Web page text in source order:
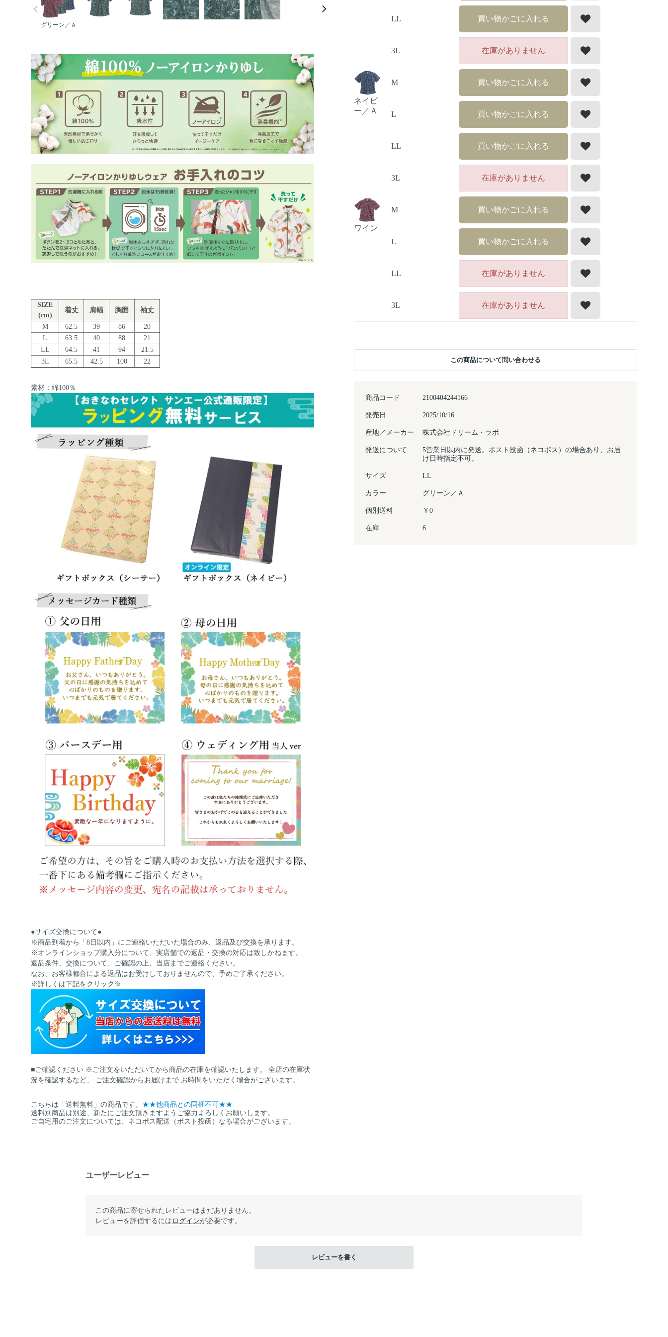
グリーン／Ａ
SIZE
(cm)
着丈 肩幅 胸囲 袖丈
M 62.5 39 86
20
L
63.5 40 88
21
LL
64.5 41 94
21.5
3L
65.5 42.5 100 22
素材：綿100％
●サイズ交換について●
※商品到着から「8日以内」にご連絡いただいた場合のみ、返品及び交換を承ります。
※オンラインショップ購入分について、実店舗での返品・交換の対応は致しかねます。
返品条件、交換について、ご確認の上、当店までご連絡ください。
なお、お客様都合による返品はお受けしておりませんので、予めご了承ください。
※詳しくは下記をクリック※
■ご確認ください ※ご注文をいただいてから商品の在庫を確認いたします。 全店の在庫状
況を確認するなど、 ご注文確認からお届けまで お時間をいただく場合がございます。
こちらは「送料無料」の商品です。 ★★他商品との同梱不可★★
送料別商品は別途、新たにご注文頂きますようご協力よろしくお願いします。
ご自宅用のご注文については、ネコポス配送（ポスト投函）なる場合がございます。
商品コード 2100404244166
発売日 2025/10/16
産地／メーカー 株式会社ドリーム・ラボ
発送について
5営業日以内に発送。ポスト投函（ネコポス）の場合あり、お届
け日時指定不可。
サイズ LL
カラー グリーン／Ａ
個別送料 ￥0
在庫 6
LL 買い物かごに入れる
3L 在庫がありません
ネイビ
ー／Ａ
M 買い物かごに入れる
L 買い物かごに入れる
LL 買い物かごに入れる
3L 在庫がありません
ワイン
M 買い物かごに入れる
L 買い物かごに入れる
LL 在庫がありません
3L 在庫がありません
この商品について問い合わせる
ユーザーレビュー
この商品に寄せられたレビューはまだありません。
レビューを評価するには ログインが必要です。
レビューを書く